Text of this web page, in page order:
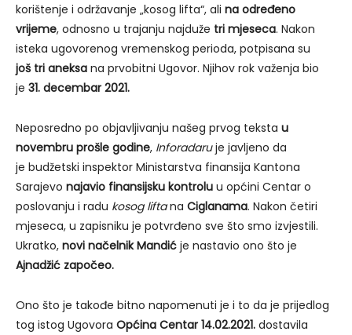
korištenje i održavanje „kosog lifta“, ali na određeno
vrijeme, odnosno u trajanju najduže tri mjeseca. Nakon
isteka ugovorenog vremenskog perioda, potpisana su
još tri aneksa na prvobitni Ugovor. Njihov rok važenja bio
je 31. decembar 2021.
Neposredno po objavljivanju našeg prvog teksta u
novembru prošle godine, Inforadaruje javljeno da
je budžetski inspektor Ministarstva finansija Kantona
Sarajevo najavio finansijsku kontrolu u općini Centar o
poslovanju i radu kosog liftana Ciglanama. Nakon četiri
mjeseca, u zapisniku je potvrđeno sve što smo izvjestili.
Ukratko, novi načelnik Mandić je nastavio ono što je
Ajnadžić započeo.
Ono što je takođe bitno napomenuti je i to da je prijedlog
tog istog Ugovora Općina Centar 14.02.2021. dostavila